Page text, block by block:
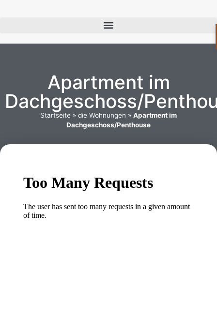
Apartment im
Dachgeschoss/
Startseite » die Wohnungen » Apartment im
Dachgeschoss/Penthouse